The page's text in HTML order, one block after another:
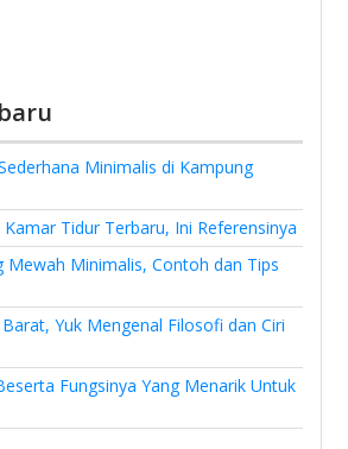
Minimalis di Kampung
Tidur Terbaru, Ini Referensinya
Mewah Minimalis, Contoh dan Tips
Yuk Mengenal Filosofi dan Ciri
Fungsinya Yang Menarik Untuk